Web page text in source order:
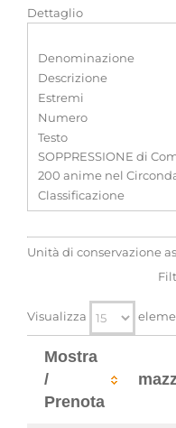
Dettaglio
Denominazione
Descrizione
Estremi
Numero
Testo
SOPPRESSIONE di
200 anime nel
Classificazione
Unità di conservazione
Visualizza
Mostra
/
Prenota